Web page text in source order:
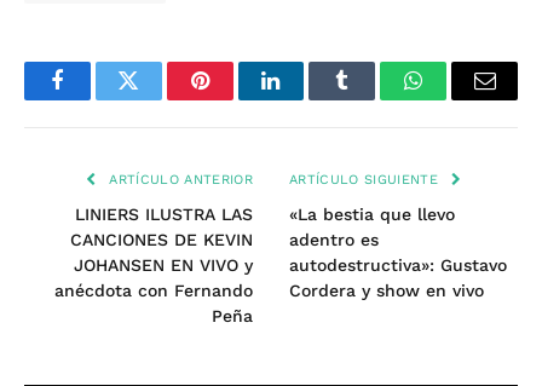
FacebookTwitter PinterestLinkedInTumblr WhatsAppEmail
ARTÍCULO ANTERIOR
LINIERS ILUSTRA LAS
CANCIONES DE KEVIN
JOHANSEN EN VIVO y
anécdota con Fernando
Peña
ARTÍCULO SIGUIENTE
«La bestia que llevo
adentro es
autodestructiva»: Gustavo
Cordera y show en vivo